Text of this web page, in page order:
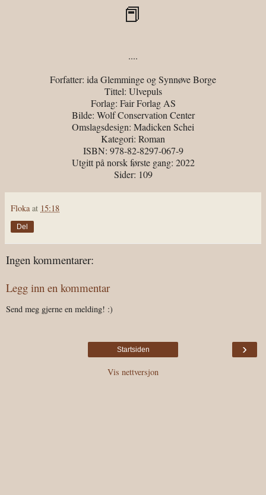
📕
....
Forfatter: ida Glemminge og Synnøve Borge
Tittel: Ulvepuls
Forlag: Fair Forlag AS
Bilde: Wolf Conservation Center
Omslagsdesign: Madicken Schei
Kategori: Roman
ISBN: 978-82-8297-067-9
Utgitt på norsk første gang: 2022
Sider: 109
Floka at 15:18
Del
Ingen kommentarer:
Legg inn en kommentar
Send meg gjerne en melding! :)
›
Startsiden
Vis nettversjon